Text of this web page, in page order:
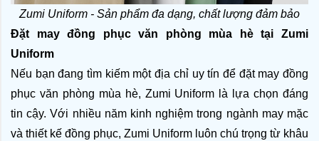
Zumi Uniform - Sản phẩm đa dạng, chất lượng đảm bảo
Đặt may đồng phục văn phòng mùa hè tại Zumi
Uniform
Nếu bạn đang tìm kiếm một địa chỉ uy tín để đặt may đồng
phục văn phòng mùa hè, Zumi Uniform là lựa chọn đáng
tin cậy. Với nhiều năm kinh nghiệm trong ngành may mặc
và thiết kế đồng phục, Zumi Uniform luôn chú trọng từ khâu